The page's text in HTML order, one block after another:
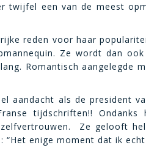
een van de meest
reden voor haar
Ze wordt dan
Romantisch aangelegde
aandacht als de president
tijdschriften!!
Ze gelooft
enige moment dat ik